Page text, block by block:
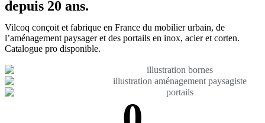
depuis 20 ans.
Vilcoq conçoit et fabrique en France du mobilier urbain, de
l’aménagement paysager et des portails en inox, acier et corten.
Catalogue pro disponible.